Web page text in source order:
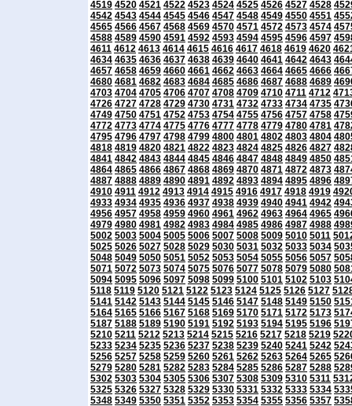
4519 4520 4521 4522 4523 4524 4525 4526 4527 4528
4542 4543 4544 4545 4546 4547 4548 4549 4550 4551
4565 4566 4567 4568 4569 4570 4571 4572 4573 4574
4588 4589 4590 4591 4592 4593 4594 4595 4596 4597
4611 4612 4613 4614 4615 4616 4617 4618 4619 4620
4634 4635 4636 4637 4638 4639 4640 4641 4642 4643
4657 4658 4659 4660 4661 4662 4663 4664 4665 4666
4680 4681 4682 4683 4684 4685 4686 4687 4688 4689
4703 4704 4705 4706 4707 4708 4709 4710 4711 4712
4726 4727 4728 4729 4730 4731 4732 4733 4734 4735
4749 4750 4751 4752 4753 4754 4755 4756 4757 4758
4772 4773 4774 4775 4776 4777 4778 4779 4780 4781
4795 4796 4797 4798 4799 4800 4801 4802 4803 4804
4818 4819 4820 4821 4822 4823 4824 4825 4826 4827
4841 4842 4843 4844 4845 4846 4847 4848 4849 4850
4864 4865 4866 4867 4868 4869 4870 4871 4872 4873
4887 4888 4889 4890 4891 4892 4893 4894 4895 4896
4910 4911 4912 4913 4914 4915 4916 4917 4918 4919
4933 4934 4935 4936 4937 4938 4939 4940 4941 4942
4956 4957 4958 4959 4960 4961 4962 4963 4964 4965
4979 4980 4981 4982 4983 4984 4985 4986 4987 4988
5002 5003 5004 5005 5006 5007 5008 5009 5010 5011
5025 5026 5027 5028 5029 5030 5031 5032 5033 5034
5048 5049 5050 5051 5052 5053 5054 5055 5056 5057
5071 5072 5073 5074 5075 5076 5077 5078 5079 5080
5094 5095 5096 5097 5098 5099 5100 5101 5102 5103
5118 5119 5120 5121 5122 5123 5124 5125 5126 5127
5141 5142 5143 5144 5145 5146 5147 5148 5149 5150
5164 5165 5166 5167 5168 5169 5170 5171 5172 5173
5187 5188 5189 5190 5191 5192 5193 5194 5195 5196
5210 5211 5212 5213 5214 5215 5216 5217 5218 5219
5233 5234 5235 5236 5237 5238 5239 5240 5241 5242
5256 5257 5258 5259 5260 5261 5262 5263 5264 5265
5279 5280 5281 5282 5283 5284 5285 5286 5287 5288
5302 5303 5304 5305 5306 5307 5308 5309 5310 5311
5325 5326 5327 5328 5329 5330 5331 5332 5333 5334
5348 5349 5350 5351 5352 5353 5354 5355 5356 5357